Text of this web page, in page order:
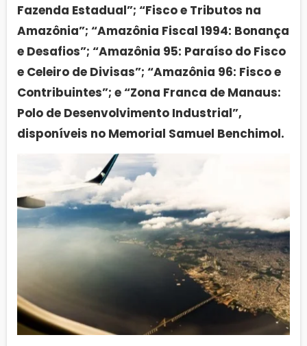
Fazenda Estadual”; “Fisco e Tributos na
Amazônia”; “Amazônia Fiscal 1994: Bonança
e Desafios”; “Amazônia 95: Paraíso do Fisco
e Celeiro de Divisas”; “Amazônia 96: Fisco e
Contribuintes”; e “Zona Franca de Manaus:
Polo de Desenvolvimento Industrial”,
disponíveis no Memorial Samuel Benchimol.